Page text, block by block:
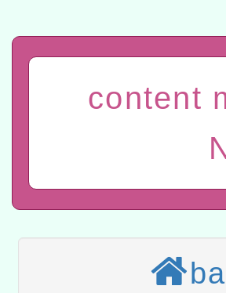
程
A3數位素養講
「數位內容與
有關大陸委員
赴陸應申請許
轉知經濟部水
研究院辦理「
位及節水達人
市孔廟祈福系
2026年桃園地
本校115學年
content